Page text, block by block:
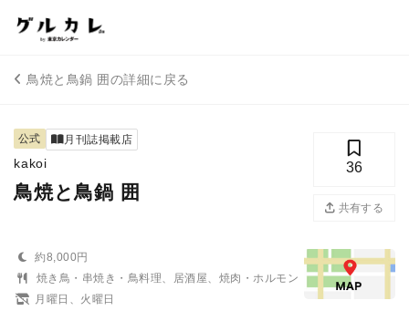
鳥焼と鳥鍋 囲の詳細に戻る
公式 月刊誌掲載店
kakoi
鳥焼と鳥鍋 囲
36
共有する
約8,000円
焼き鳥・串焼き・鳥料理、居酒屋、焼肉・ホルモン
月曜日、火曜日